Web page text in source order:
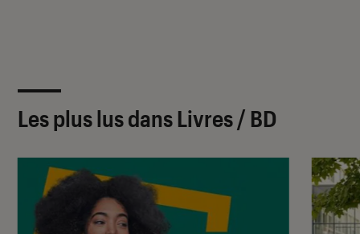
Les plus lus dans Livres / BD